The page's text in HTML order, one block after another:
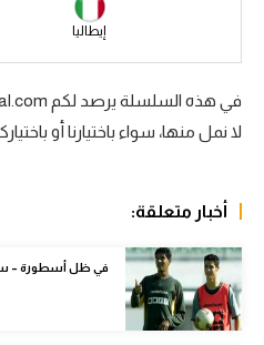
أمم إفريقيا
كرة سلة
كرة يد
كرة طائرة
الوطن العربي
إيطاليا
لا نمل منها، سواء باختيارنا أو
أخبار متعلقة:
في ظل أسطورة –